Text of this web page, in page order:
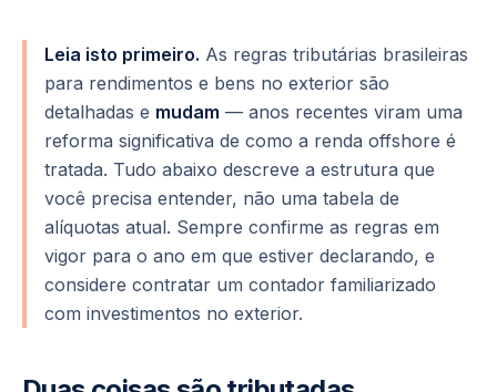
Leia isto primeiro. As regras tributárias brasileiras
para rendimentos e bens no exterior são
detalhadas e mudam — anos recentes viram uma
reforma significativa de como a renda offshore é
tratada. Tudo abaixo descreve a estrutura que
você precisa entender, não uma tabela de
alíquotas atual. Sempre confirme as regras em
vigor para o ano em que estiver declarando, e
considere contratar um contador familiarizado
com investimentos no exterior.